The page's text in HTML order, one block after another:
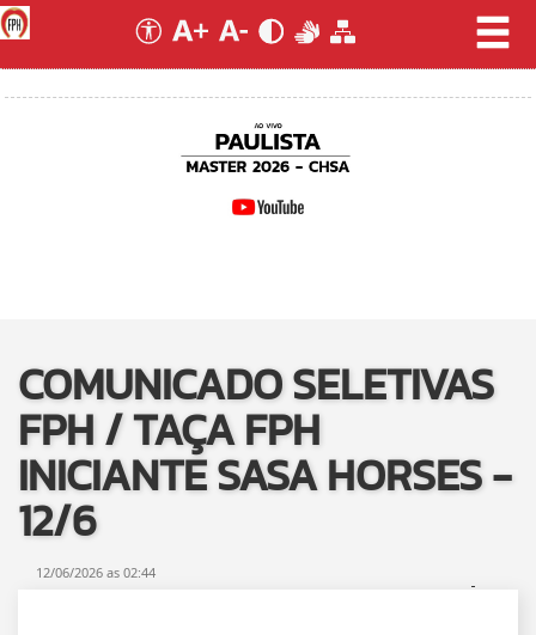
COMUNICADO SELETIVAS
FPH / TAÇA FPH
INICIANTE SASA HORSES -
12/6
12/06/2026 as 02:44